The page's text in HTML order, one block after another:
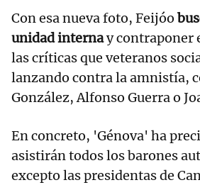
Con esa nueva foto, Feijóo
unidad internay contraponer
las críticas que veteranos
lanzando contra la amnistía,
González, Alfonso Guerra o
En concreto, 'Génova' ha
asistirán todos los barones
excepto las presidentas de